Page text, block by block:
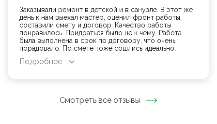
Заказывали ремонт в детской и в санузле. В этот же
день к нам выехал мастер, оценил фронт работы,
составили смету и договор. Качество работы
понравилось. Придраться было не к чему. Работа
была выполнена в срок по договору, что очень
порадовало. По смете тоже сошлись идеально.
Подробнее
Смотреть все отзывы